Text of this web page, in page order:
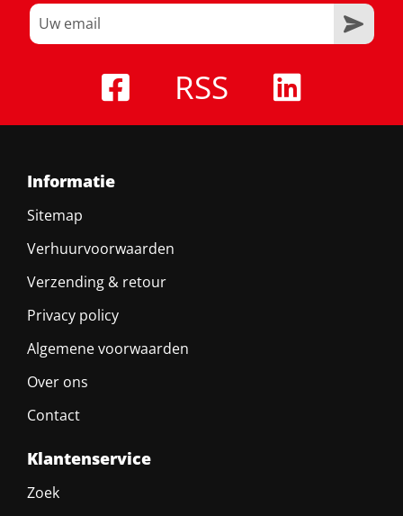
RSS
Informatie
Sitemap
Verhuurvoorwaarden
Verzending & retour
Privacy policy
Algemene voorwaarden
Over ons
Contact
Klantenservice
Zoek